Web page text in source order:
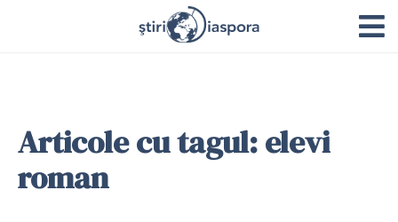
Articole cu tagul: elevi
roman